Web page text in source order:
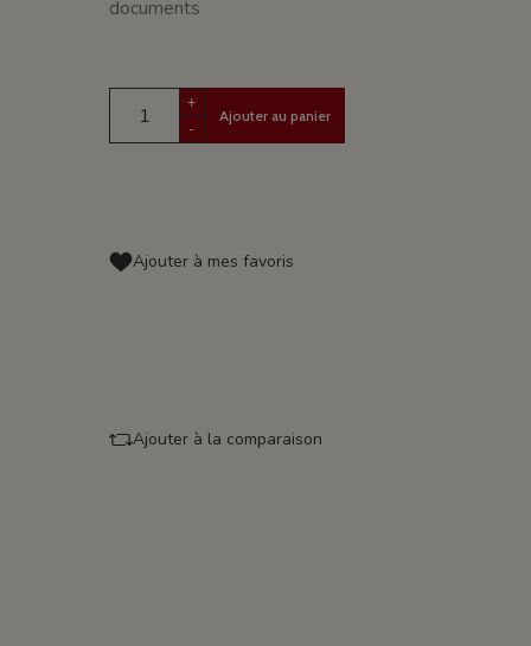
documents
+
-
Ajouter au panier
Ajouter à mes favoris
Ajouter à la comparaison